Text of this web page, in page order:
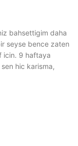
bahsettigim daha
seyse bence zaten
icin. 9 haftaya
hic karisma,